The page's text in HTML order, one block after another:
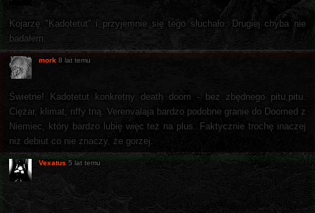
Kojarzę "Kadotetut" i przyjemnie się tego słuchało. Drugiej chyba nie
badałem.
mork 8 lat temu
Świetne! Kadotetut konkretny death doom - bez zbędnego pitu,pitu.
Ciężar, klimat, riffy tną. Verenvalaja bardzo podobne granie do Doomed z
Niemiec, który bardzo lubię więc też na plus. Faktycznie trochę inaczej
niż debiut co nie znaczy, że gorzej.
Vexatus 5 lat temu